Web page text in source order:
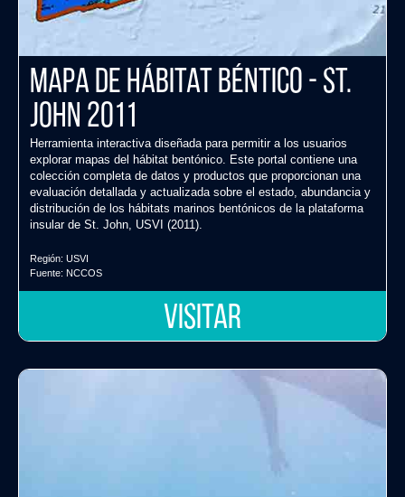
Mapa de Hábitat Béntico - St.
John 2011
Herramienta interactiva diseñada para permitir a los usuarios
explorar mapas del hábitat bentónico. Este portal contiene una
colección completa de datos y productos que proporcionan una
evaluación detallada y actualizada sobre el estado, abundancia y
distribución de los hábitats marinos bentónicos de la plataforma
insular de St. John, USVI (2011).
Región: USVI
Fuente: NCCOS
VISITAR